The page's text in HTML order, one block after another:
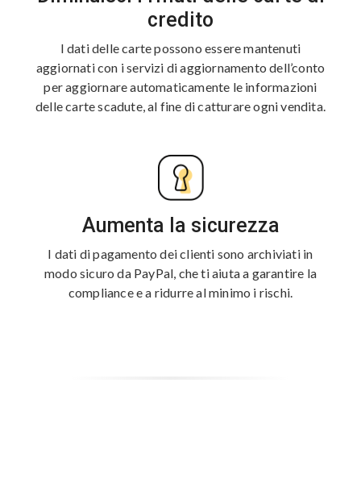
credito
I dati delle carte possono essere mantenuti
aggiornati con i servizi di aggiornamento dell’conto
per aggiornare automaticamente le informazioni
delle carte scadute, al fine di catturare ogni vendita.
Aumenta la sicurezza
I dati di pagamento dei clienti sono archiviati in
modo sicuro da PayPal, che ti aiuta a garantire la
compliance e a ridurre al minimo i rischi.